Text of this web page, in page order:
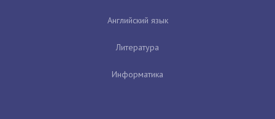
Английский язык
Литература
Информатика